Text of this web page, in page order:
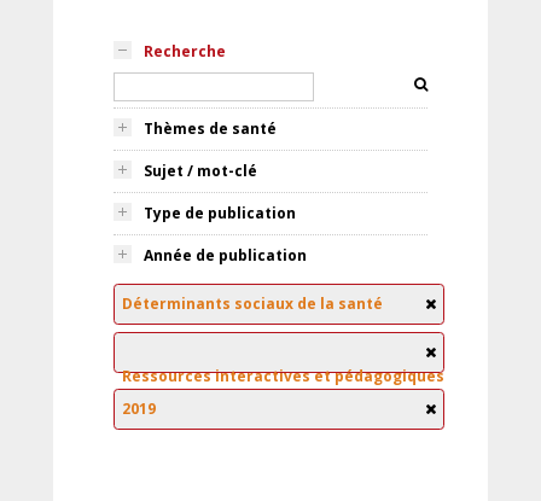
Recherche
Thèmes de santé
Sujet / mot-clé
Type de publication
Année de publication
Déterminants sociaux de la santé
Ressources interactives et pédagogiques
2019